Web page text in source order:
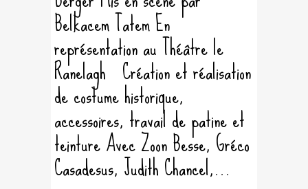
Belkacem Tatem En
représentation au Théâtre le
Ranelagh Création et réalisation
de costume historique,
accessoires, travail de patine et
teinture Avec Zoon Besse, Gréco
Casadesus, Judith Chancel,...